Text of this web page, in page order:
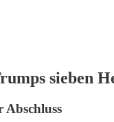
sieben
Abschluss